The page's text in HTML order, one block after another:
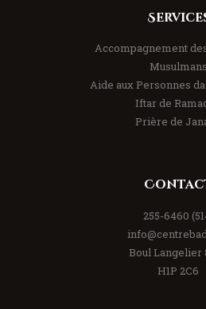
Accompagnement
Musulmans
Aide aux Personnes
Iftar de
Prière de
H1P 2C6